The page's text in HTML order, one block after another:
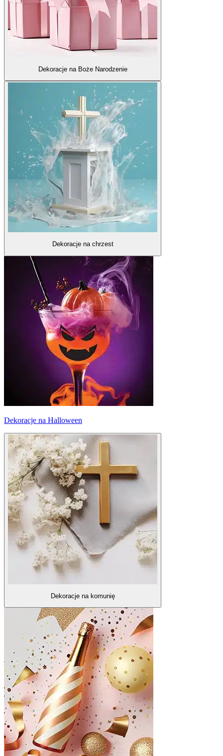
Dekoracje na Boże Narodzenie
Dekoracje na chrzest
Dekoracje na Halloween
Dekoracje na komunię